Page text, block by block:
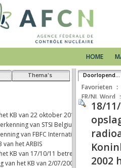
HOME
Thema's
KB van 22 oktober 2017 betreffende
van STSI Belgium als
van FBFC International als
het ARBIS
KB van 17/10/11 betreffende fysieke
het KB van 2/07/2001 BSS
Doorlopende tekst
Favorieten
FR/NL Word